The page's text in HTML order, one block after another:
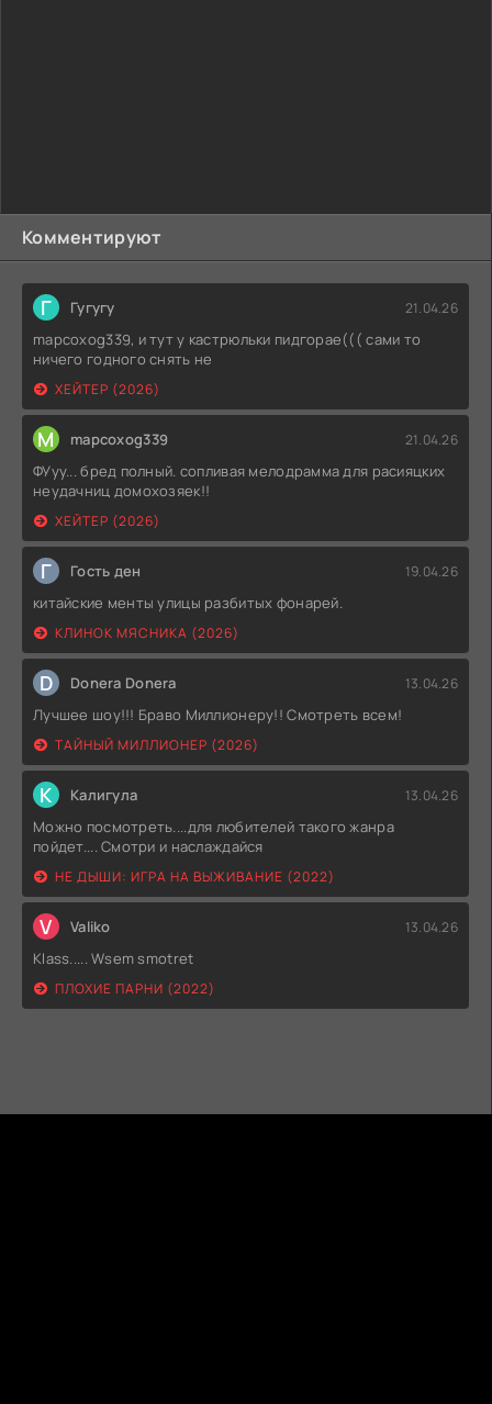
Комментируют
Г Гугугу 21.04.26
mapcoxog339, и тут у кастрюльки пидгорае((( сами то
ничего годного снять не
ХЕЙТЕР (2026)
M mapcoxog339 21.04.26
ФУуу... бред полный. сопливая мелодрамма для расияцких
неудачниц домохозяек!!
ХЕЙТЕР (2026)
Г Гость ден 19.04.26
китайские менты улицы разбитых фонарей.
КЛИНОК МЯСНИКА (2026)
D Donera Donera 13.04.26
Лучшее шоу!!! Браво Миллионеру!! Смотреть всем!
ТАЙНЫЙ МИЛЛИОНЕР (2026)
К Калигула 13.04.26
Можно посмотреть....для любителей такого жанра
пойдет.... Смотри и наслаждайся
НЕ ДЫШИ: ИГРА НА ВЫЖИВАНИЕ (2022)
V Valiko 13.04.26
Klass..... Wsem smotret
ПЛОХИЕ ПАРНИ (2022)